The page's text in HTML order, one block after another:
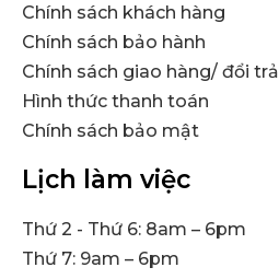
Chính sách khách hàng
Chính sách bảo hành
Chính sách giao hàng/ đổi trả
Hình thức thanh toán
Chính sách bảo mật
Lịch làm việc
Thứ 2 - Thứ 6: 8am – 6pm
Thứ 7: 9am – 6pm